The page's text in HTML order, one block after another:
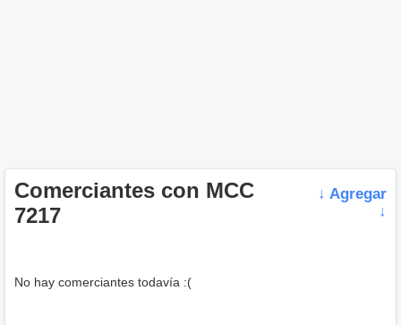
Comerciantes con MCC
7217
↓ Agregar
↓
No hay comerciantes todavía :(